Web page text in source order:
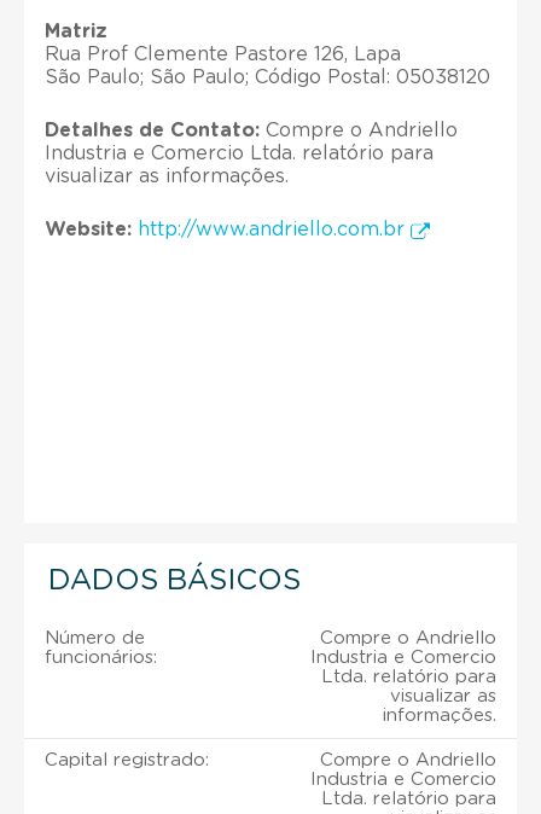
Matriz
Rua Prof Clemente Pastore 126, Lapa
São Paulo; São Paulo; Código Postal: 05038120
Detalhes de Contato: Compre o Andriello
Industria e Comercio Ltda. relatório para
visualizar as informações.
Website: http://www.andriello.com.br
DADOS BÁSICOS
Número de
funcionários:
Compre o Andriello
Industria e Comercio
Ltda. relatório para
visualizar as
informações.
Capital registrado:
Compre o Andriello
Industria e Comercio
Ltda. relatório para